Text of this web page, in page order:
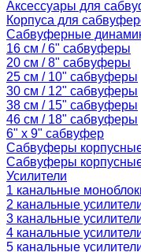
Аксессуары для
Корпуса для
Сабвуферные
16 см / 6" сабвуферы
20 см / 8" сабвуферы
25 см / 10" сабвуферы
30 см / 12" сабвуферы
38 см / 15" сабвуферы
46 см / 18" сабвуферы
6" x 9" сабвуфер
Сабвуферы
Сабвуферы
Усилители
1 канальные
2 канальные
3 канальные
4 канальные
5 канальные